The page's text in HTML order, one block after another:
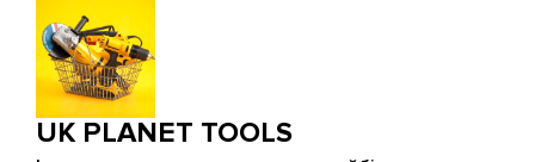
UK PLANET TOOLS